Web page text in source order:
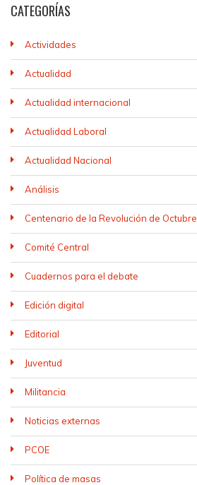
CATEGORÍAS
Actividades
Actualidad
Actualidad internacional
Actualidad Laboral
Actualidad Nacional
Análisis
Centenario de la Revolución de Octubre
Comité Central
Cuadernos para el debate
Edición digital
Editorial
Juventud
Militancia
Noticias externas
PCOE
Política de masas